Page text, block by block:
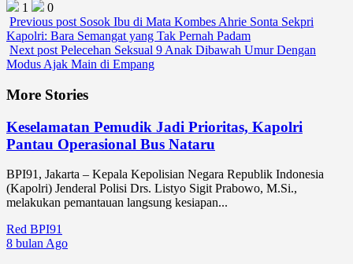
1
0
Previous post Sosok Ibu di Mata Kombes Ahrie Sonta Sekpri
Kapolri: Bara Semangat yang Tak Pernah Padam
Next post Pelecehan Seksual 9 Anak Dibawah Umur Dengan
Modus Ajak Main di Empang
More Stories
Keselamatan Pemudik Jadi Prioritas, Kapolri
Pantau Operasional Bus Nataru
BPI91, Jakarta – Kepala Kepolisian Negara Republik Indonesia
(Kapolri) Jenderal Polisi Drs. Listyo Sigit Prabowo, M.Si.,
melakukan pemantauan langsung kesiapan...
Red BPI91
8 bulan Ago